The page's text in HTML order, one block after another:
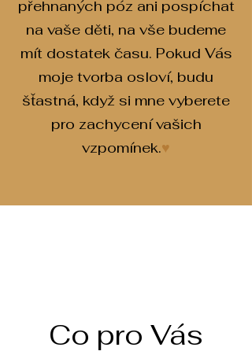
přehnaných póz ani pospíchat
na vaše děti, na vše budeme
mít dostatek času. Pokud Vás
moje tvorba osloví, budu
šťastná, když si mne vyberete
pro zachycení vašich
vzpomínek.♥
Co pro Vás